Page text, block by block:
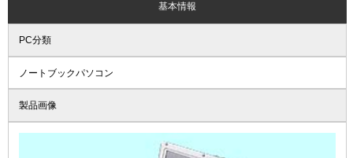
基本情報
PC分類
ノートブックパソコン
製品画像